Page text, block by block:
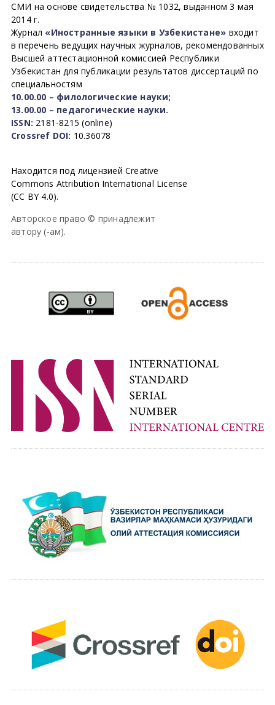
СМИ на основе свидетельства № 1032, выданном 3 мая
2014 г.
Журнал «Иностранные языки в Узбекистане» входит
в перечень ведущих научных журналов, рекомендованных
Высшей аттестационной комиссией Республики
Узбекистан для публикации результатов диссертаций по
специальностям
10.00.00 – филологические науки;
13.00.00 – педагогические науки.
ISSN: 2181-8215 (online)
Crossref DOI: 10.36078
Находится под лицензией Creative
Commons Attribution International License
(CC BY 4.0).
Авторское право © принадлежит
автору (-ам).